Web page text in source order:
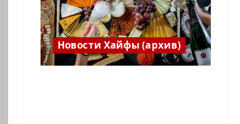
Новости Хайфы (архив)